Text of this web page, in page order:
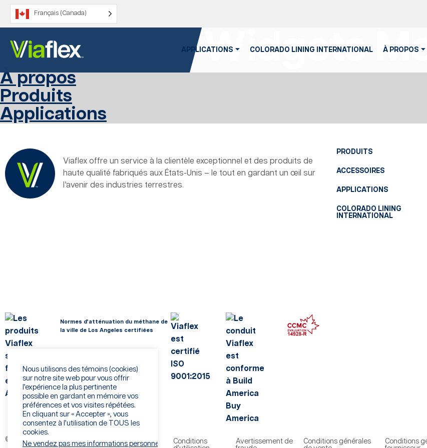
Passer
Français (Canada)
APPLICATIONS COLORADO LINING INTERNATIONAL À PROPOS
Archives :Widgets
À propos
Produits
Applications
Viaflex offre un service à la clientèle exceptionnel et des produits de
haute qualité fabriqués aux États-Unis – le tout en gardant un œil sur
l’avenir des industries terrestres.
PRODUITS
ACCESSOIRES
APPLICATIONS
COLORADO LINING
INTERNATIONAL
Normes d’atténuation du méthane de
la ville de Los Angeles certifiées
©Viaflex 2026. Tous droits
Politique de
Conditions
Avertissement de
Conditions générales
Conditions
Nous utilisons des témoins (cookies)
sur notre site web pour vous offrir
l’expérience la plus pertinente
possible en gardant en mémoire vos
préférences et vos visites répétées.
En cliquant sur « Accepter », vous
consentez à l’utilisation de TOUS les
cookies.
Ne vendez pas mes informations personnelles